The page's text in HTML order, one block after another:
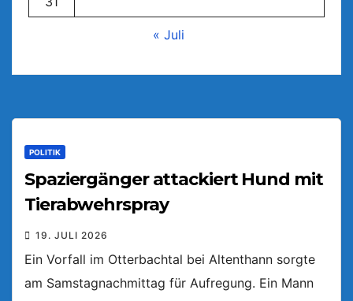
« Juli
POLITIK
Spaziergänger attackiert Hund mit
Tierabwehrspray
19. JULI 2026
Ein Vorfall im Otterbachtal bei Altenthann sorgte
am Samstagnachmittag für Aufregung. Ein Mann